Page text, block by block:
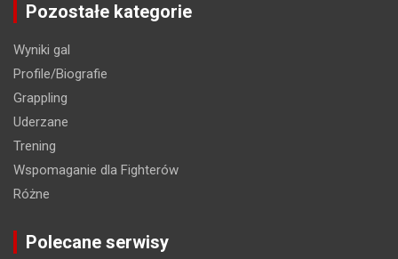
Pozostałe kategorie
Wyniki gal
Profile/Biografie
Grappling
Uderzane
Trening
Wspomaganie dla Fighterów
Różne
Polecane serwisy